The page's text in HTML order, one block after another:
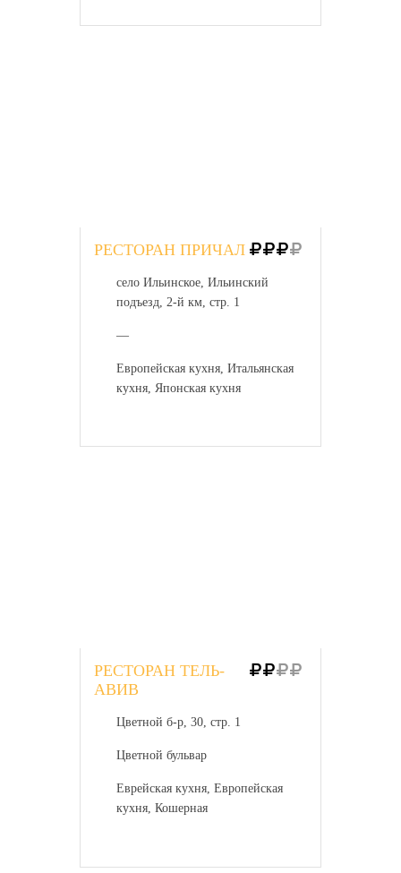
РЕСТОРАН ПРИЧАЛ
село Ильинское, Ильинский
подъезд, 2-й км, стр. 1
—
Европейская кухня, Итальянская
кухня, Японская кухня
РЕСТОРАН ТЕЛЬ-
АВИВ
Цветной б-р, 30, стр. 1
Цветной бульвар
Еврейская кухня, Европейская
кухня, Кошерная